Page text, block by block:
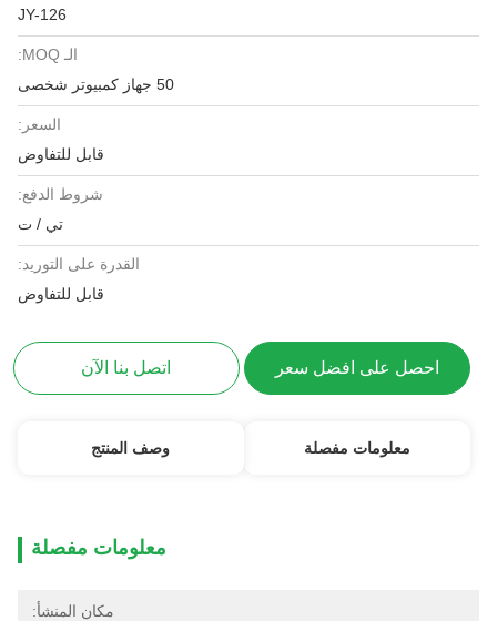
JY-126
الـ MOQ:
50 جهاز كمبيوتر شخصى
السعر:
قابل للتفاوض
شروط الدفع:
تي / ت
القدرة على التوريد:
قابل للتفاوض
احصل على افضل سعر اتصل بنا الآن
معلومات مفصلة وصف المنتج
معلومات مفصلة
مكان المنشأ: